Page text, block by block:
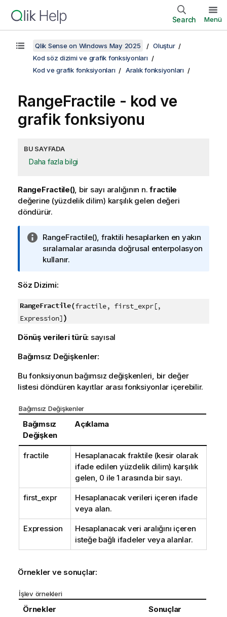
Search Menü
Qlik Sense on Windows May 2025
Oluştur
Kod söz dizimi ve grafik fonksiyonları
Kod ve grafik fonksiyonları
Aralık fonksiyonları
RangeFractile - kod ve
grafik fonksiyonu
BU SAYFADA
Daha fazla bilgi
RangeFractile(), bir sayı aralığının n. fractile
değerine (yüzdelik dilim) karşılık gelen değeri
döndürür.
B
i
l
i
o
t
RangeFractile(), fraktili hesaplarken en yakın
sıralamalar arasında doğrusal enterpolasyon
kullanır.
Söz Dizimi:
RangeFractile(fractile, first_expr[,
Expression])
Dönüş verileri türü: sayısal
Bağımsız Değişkenler:
Bu fonksiyonun bağımsız değişkenleri, bir değer
listesi döndüren kayıtlar arası fonksiyonlar içerebilir.
Bağımsız Değişkenler
Bağımsız
Değişken
Açıklama
fractile
Hesaplanacak fraktile (kesir olarak
ifade edilen yüzdelik dilim) karşılık
gelen, 0 ile 1 arasında bir sayı.
first_expr
Hesaplanacak verileri içeren ifade
veya alan.
Expression
Hesaplanacak veri aralığını içeren
isteğe bağlı ifadeler veya alanlar.
Örnekler ve sonuçlar:
İşlev örnekleri
Örnekler Sonuçlar